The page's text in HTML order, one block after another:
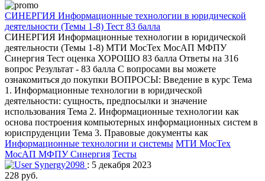
СИНЕРГИЯ Информационные технологии в юридической
деятельности (Темы 1-8) Тест 83 балла
СИНЕРГИЯ Информационные технологии в юридической
деятельности (Темы 1-8) МТИ МосТех МосАП МФПУ
Синергия Тест оценка ХОРОШО 83 балла Ответы на 316
вопрос Результат - 83 балла С вопросами вы можете
ознакомиться до покупки ВОПРОСЫ: Введение в курс Тема
1. Информационные технологии в юридической
деятельности: сущность, предпосылки и значение
использования Тема 2. Информационные технологии как
основа построения компьютерных информационных систем в
юриспруденции Тема 3. Правовые документы как
Информационные технологии и системы МТИ МосТех
МосАП МФПУ Синергия Тесты
Synergy2098 : 5 декабря 2023
228 руб.